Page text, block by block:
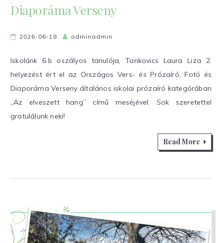
Diaporáma Verseny
2026-06-18 adminadmin
Iskolánk 6.b oszályos tanulója, Tankovics Laura Liza 2.
helyezést ért el az Országos Vers- és Prózaíró, Fotó és
Diaporáma Verseny általános iskolai prózaíró kategórában
„Az elveszett hang” című meséjével. Sok szeretettel
gratulálunk neki!
Read More